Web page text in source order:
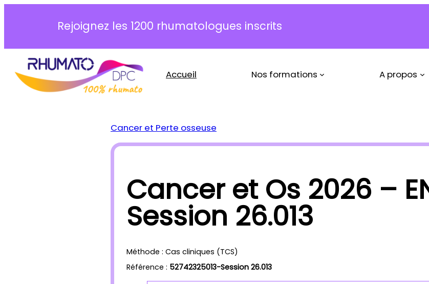
Rejoignez les 1200 rhumatologues inscrits
Accueil Nos formations A propos
Cancer et Perte osseuse
Cancer et Os 2026 –
Session 26.013
Méthode : Cas cliniques (TCS)
Référence : 52742325013-Session 26.013